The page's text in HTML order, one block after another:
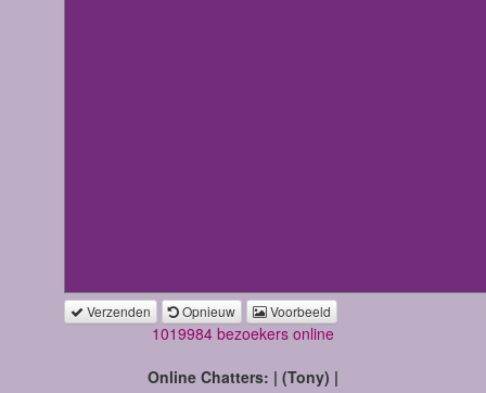
Verzenden Opnieuw Voorbeeld
1019984 bezoekers online
Online Chatters: | (Tony) |